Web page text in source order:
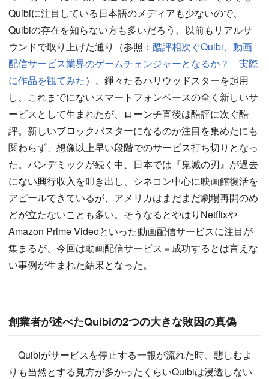
Quibiに注目している日本語のメディアも少ないので、
Quibiの存在を知らない方も多いだろう。以前もリアルサ
ウンドで取り上げた通り（参照： 酷評相次ぐQuibi、動画
配信サービス業界のゲームチェンジャーとなるか？ 実際
に作品を観てみた）、錚々たるハリウッドスターを起用
し、これまでにないスマートフォンベースの全く新しいサ
ービスとして生まれたが、ローンチ直後は酷評に次ぐ酷
評。新しいブロックバスターになるのか注目を集めたにも
関わらず、想像以上早い段階でのサービス打ち切りとなっ
た。パンデミックが続く中、日本では『鬼滅の刃』が過去
にない興行収入を叩き出し、シネコン中心に映画館復活を
アピールできているが、アメリカはまだまだ劇場再開のめ
どが立たないことも多い。そうなるとやはりNetflixや
Amazon Prime Videoといった動画配信サービスに注目が
集まるが、今回は動画配信サービス＝成功するとは言えな
い事例が生まれた結果となった。
創業者が述べたQuibiの2つの大きな敗因の真偽
Quibiがサービスを停止する一報が流れた時、悲しむよ
りも当然とする見方が多かったくらいQuibiは浸透しない